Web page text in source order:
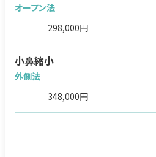
オープン法
298,000円
小鼻縮小
外側法
348,000円